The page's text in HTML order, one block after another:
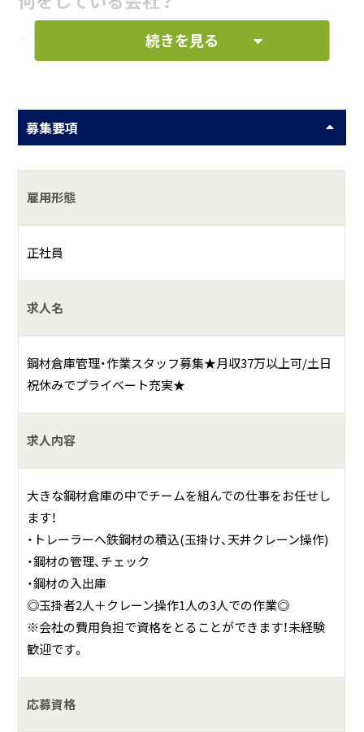
北海道、宮城県岩沼市、浦安市に拠点を持つ「鉄の総合物流会
社」。
ルシフト、倉庫入出荷や資材の加工を一括で行う3PLを取り
入れています。
具体的には？
丸吉ロジ株式会社は北海道に本社と他営業所、また宮城県岩
沼市や千葉県浦安市に拠点を持つ「鉄の総合物流会社」です。
トラックやトレーラーでの陸送、船や鉄道を利用したモーダ
とされる企業になるため革新を続けています。
ビルや駅、線路、橋など様々な建築物に使われる鉄鋼材、そん
な鉄鋼業界で安定して長く働くことができるのも魅力の一
つです。
どの加工作業など多岐にわたります。
続きを見る
募集要項
雇用形態
正社員
求人名
鋼材倉庫管理・作業スタッフ募集★月収37万以上可/土日
祝休みでプライベート充実★
求人内容
大きな鋼材倉庫の中でチームを組んでの仕事をお任せし
ます！
・トレーラーへ鉄鋼材の積込(玉掛け、天井クレーン操作)
・鋼材の管理、チェック
・鋼材の入出庫
◎玉掛者2人＋クレーン操作1人の3人での作業◎
※会社の費用負担で資格をとることができます！未経験
歓迎です。
応募資格